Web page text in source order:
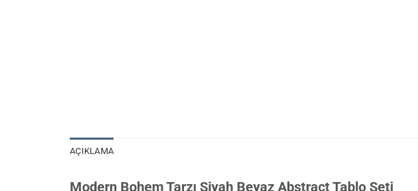
AÇIKLAMA
Modern Bohem Tarzı Siyah Beyaz Abstract Tablo Seti